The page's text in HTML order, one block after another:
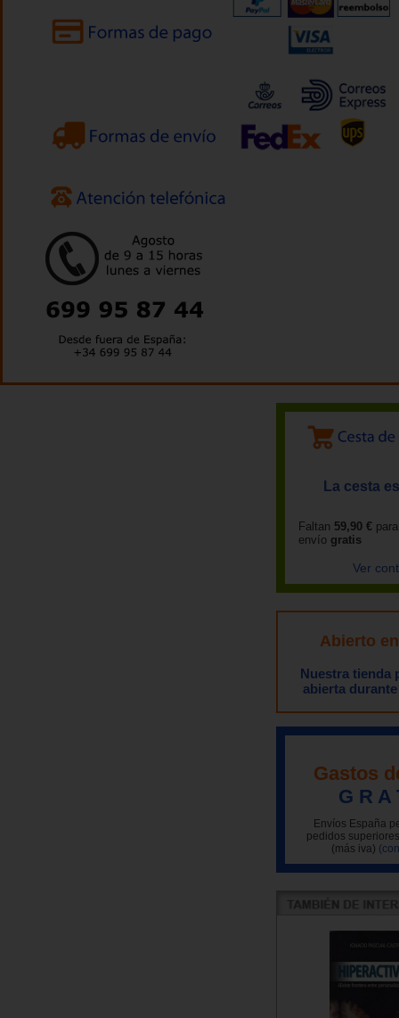
La cesta
Faltan 59,90 €
envío gratis
Ver
Abierto
Nuestra tienda
abierta
Gastos
G R A
Envíos España
pedidos
(más iva)